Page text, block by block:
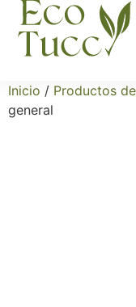
Inicio / Productos
general